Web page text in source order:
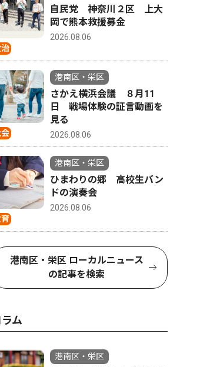
自民党 神奈川２区 上大
岡で熊本救援募金
2026.08.06
港南区・栄区
さかえ横浜会議 ８月11
日 戦場体験の証言動画を
見る
2026.08.06
港南区・栄区
ひまわりの郷 高校生バン
ドの演奏会
2026.08.06
港南区・栄区 ローカルニュース
の記事を検索
ラム
港南区・栄区